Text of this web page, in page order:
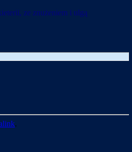
ze znużeniem i ulgą
.